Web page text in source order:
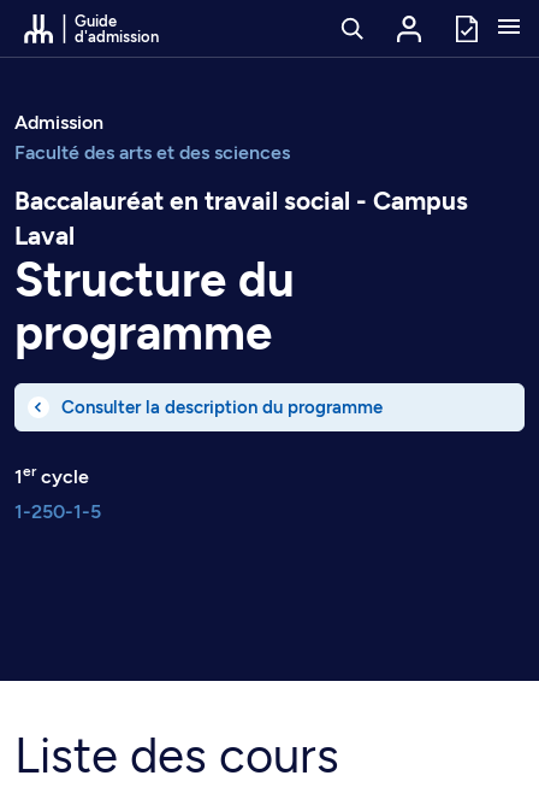
Passer au contenu
Guide
d'admission
Admission
Faculté des arts et des sciences
Baccalauréat en travail social - Campus
Laval
Structure du
programme
Consulter la description du programme
1ercycle
1-250-1-5
Liste des cours